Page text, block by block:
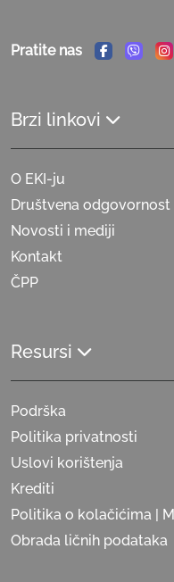
Pratite nas
Facebook
Viber
Brzi linkovi
O EKI-ju
Društvena odgovornost
Novosti i mediji
Kontakt
ČPP
Resursi
Podrška
Politika privatnosti
Uslovi korištenja
Krediti
Politika o kolačićima |
Obrada ličnih podataka